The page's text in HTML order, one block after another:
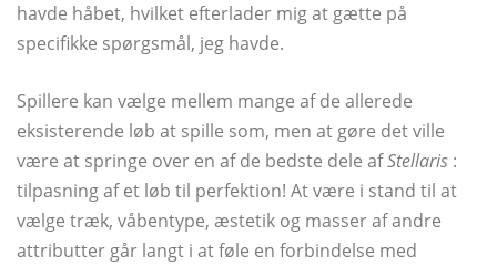
havde håbet, hvilket efterlader mig at gætte på
specifikke spørgsmål, jeg havde.
Spillere kan vælge mellem mange af de allerede
eksisterende løb at spille som, men at gøre det ville
være at springe over en af ​​de bedste dele afStellaris :
tilpasning af et løb til perfektion! At være i stand til at
vælge træk, våbentype, æstetik og masser af andre
attributter går langt i at føle en forbindelse med